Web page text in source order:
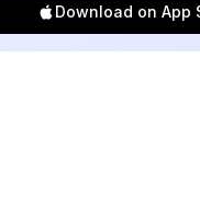
Download on App